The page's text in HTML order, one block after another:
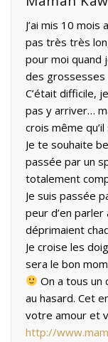
J’ai mis 10
pas très très
pour moi quand
des grossesses
C’était difficile,
pas y arriver…
crois même
Je te souhaite
passée par un
totalement
Je suis passée
peur d’en
déprimaient
Je croise les
sera le bon
On a tous un
au hasard. Cet
votre amour et
http://